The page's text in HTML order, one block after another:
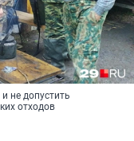
не допустить
отходов